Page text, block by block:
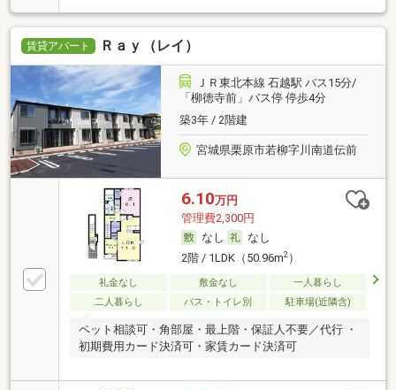
賃貸アパート Ｒａｙ（レイ）
ＪＲ東北本線 石越駅 バス15分/
「柳徳寺前」バス停 停歩4分
築3年 / 2階建
宮城県栗原市若柳字川南道伝前
6.10万円
管理費2,300円
なし
なし
2階 / 1LDK（50.96m2）
礼金なし 敷金なし
一人暮らし
二人暮らし
バス・トイレ別 駐車場(近隣含)
ペット相談可・角部屋・最上階・保証人不要／代行 ・
初期費用カード決済可・家賃カード決済可